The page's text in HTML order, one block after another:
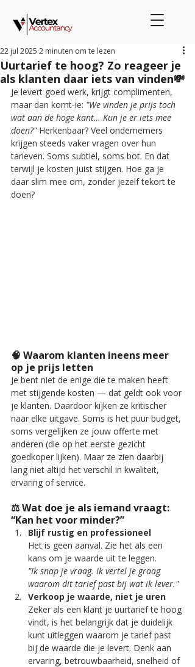
Uurtarief te hoog? Zo reageer je
als klanten daar iets van vinden💸
22 jul 2025 2 minuten om te lezen
Je levert goed werk, krijgt complimenten,
maar dan komt-ie: "We vinden je prijs toch
wat aan de hoge kant… Kun je er iets mee
doen?" Herkenbaar? Veel ondernemers
krijgen steeds vaker vragen over hun
tarieven. Soms subtiel, soms bot. En dat
terwijl je kosten juist stijgen. Hoe ga je
daar slim mee om, zonder jezelf tekort te
doen?
🧠 Waarom klanten ineens meer
op je prijs letten
Je bent niet de enige die te maken heeft
met stijgende kosten — dat geldt ook voor
je klanten. Daardoor kijken ze kritischer
naar elke uitgave. Soms is het puur budget,
soms vergelijken ze jouw offerte met
anderen (die op het eerste gezicht
goedkoper lijken). Maar ze zien daarbij
lang niet altijd het verschil in kwaliteit,
ervaring of service.
⚖️ Wat doe je als iemand vraagt:
“Kan het voor minder?”
Blijf rustig en professioneel
Het is geen aanval. Zie het als een
kans om je waarde uit te leggen.
"Ik snap je vraag. Ik vertel je graag
waarom dit tarief past bij wat ik lever."
Verkoop je waarde, niet je uren
Zeker als een klant je uurtarief te hoog
vindt, is het belangrijk dat je duidelijk
kunt uitleggen waarom je tarief past
bij de waarde die je levert. Denk aan
ervaring, betrouwbaarheid, snelheid of